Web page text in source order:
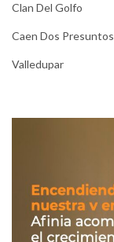
Clan Del Golfo
Caen Dos
Valledupar